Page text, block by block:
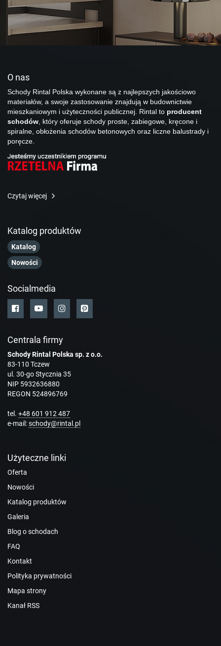
O nas
Schody Rintal Polska wykonane są z najlepszych jakościowo
materiałów, a swoje zastosowanie znajdują w budownictwie
mieszkaniowym i użyteczności publicznej. Rintal to producent
schodów , który oferuje schody proste, zabiegowe, kręcone i
spiralne, obłożenia schodów betonowych oraz liczne balustrady i
poręcze.
Czytaj więcej
Katalog produktów
Katalog
Nowości
Socialmedia
Centrala firmy
Schody Rintal Polska sp. z o.o.
83-110 Tczew
ul. 30-go Stycznia 35
NIP 5932636880
REGON 524896769
tel. +48 601 912 487
e-mail:schody@rintal.pl
Użyteczne linki
Oferta
Nowości
Katalog produktów
Galeria
Blog o schodach
FAQ
Kontakt
Polityka prywatności
Mapa strony
Kanał RSS